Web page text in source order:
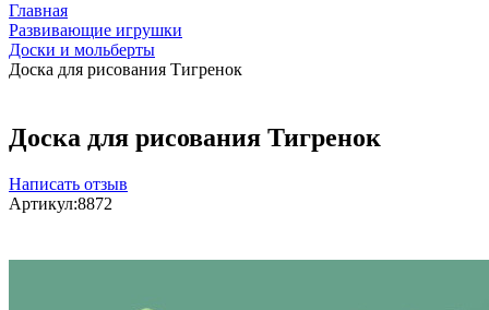
Главная
Развивающие игрушки
Доски и мольберты
Доска для рисования Тигренок
Доска для рисования Тигренок
Написать отзыв
Артикул:8872